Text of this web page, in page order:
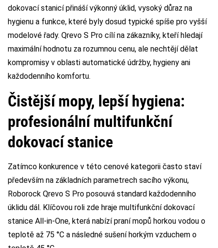
dokovací stanicí přináší výkonný úklid, vysoký důraz na
hygienu a funkce, které byly dosud typické spíše pro vyšší
modelové řady. Qrevo S Pro cílí na zákazníky, kteří hledají
maximální hodnotu za rozumnou cenu, ale nechtějí dělat
kompromisy v oblasti automatické údržby, hygieny ani
každodenního komfortu.
Čistější mopy, lepší hygiena:
profesionální multifunkční
dokovací stanice
Zatímco konkurence v této cenové kategorii často staví
především na základních parametrech sacího výkonu,
Roborock Qrevo S Pro posouvá standard každodenního
úklidu dál. Klíčovou roli zde hraje multifunkční dokovací
stanice All-in-One, která nabízí praní mopů horkou vodou o
teplotě až 75 °C a následné sušení horkým vzduchem o